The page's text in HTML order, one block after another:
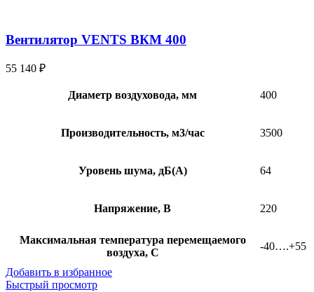
Вентилятор VENTS ВКМ 400
55 140 ₽
Диаметр воздуховода, мм 400
Производительность, м3/час 3500
Уровень шума, дБ(А) 64
Напряжение, В 220
Максимальная температура перемещаемого
воздуха, С
-40….+55
Добавить в избранное
Быстрый просмотр